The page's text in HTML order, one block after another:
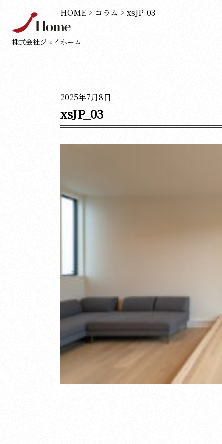
株式会社ジェイホーム
HOME > コラム > xsJP_03
2025年7月8日
xsJP_03